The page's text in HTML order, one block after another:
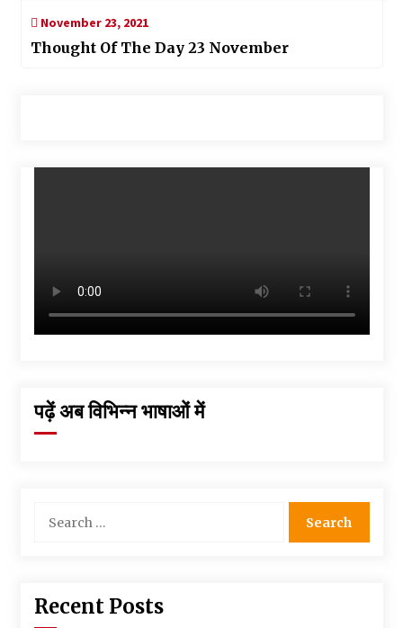
November 23, 2021
Thought Of The Day 23 November
पढ़ें अब विभिन्न भाषाओं में
for:
Recent Posts